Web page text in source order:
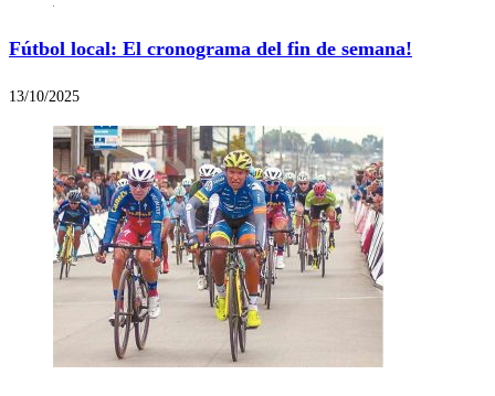
Fútbol local: El cronograma del fin de semana!
13/10/2025